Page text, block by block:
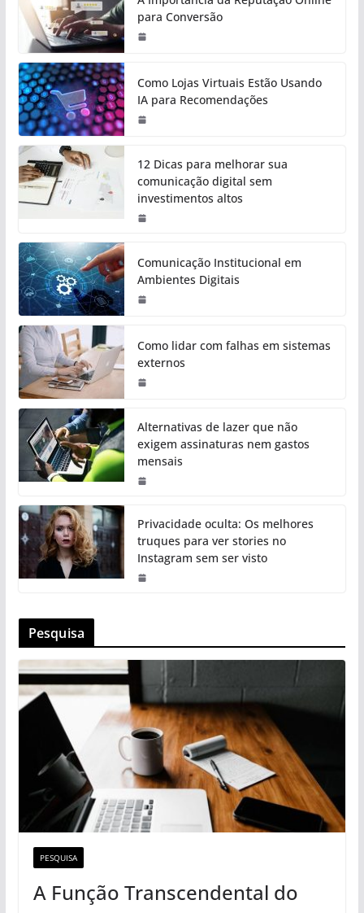
para Conversão
Como Lojas Virtuais Estão Usando
IA para Recomendações
12 Dicas para melhorar sua
comunicação digital sem
investimentos altos
Comunicação Institucional em
Ambientes Digitais
Como lidar com falhas em sistemas
externos
Alternativas de lazer que não
exigem assinaturas nem gastos
mensais
Privacidade oculta: Os melhores
truques para ver stories no
Instagram sem ser visto
Pesquisa
PESQUISA
A Função Transcendental do